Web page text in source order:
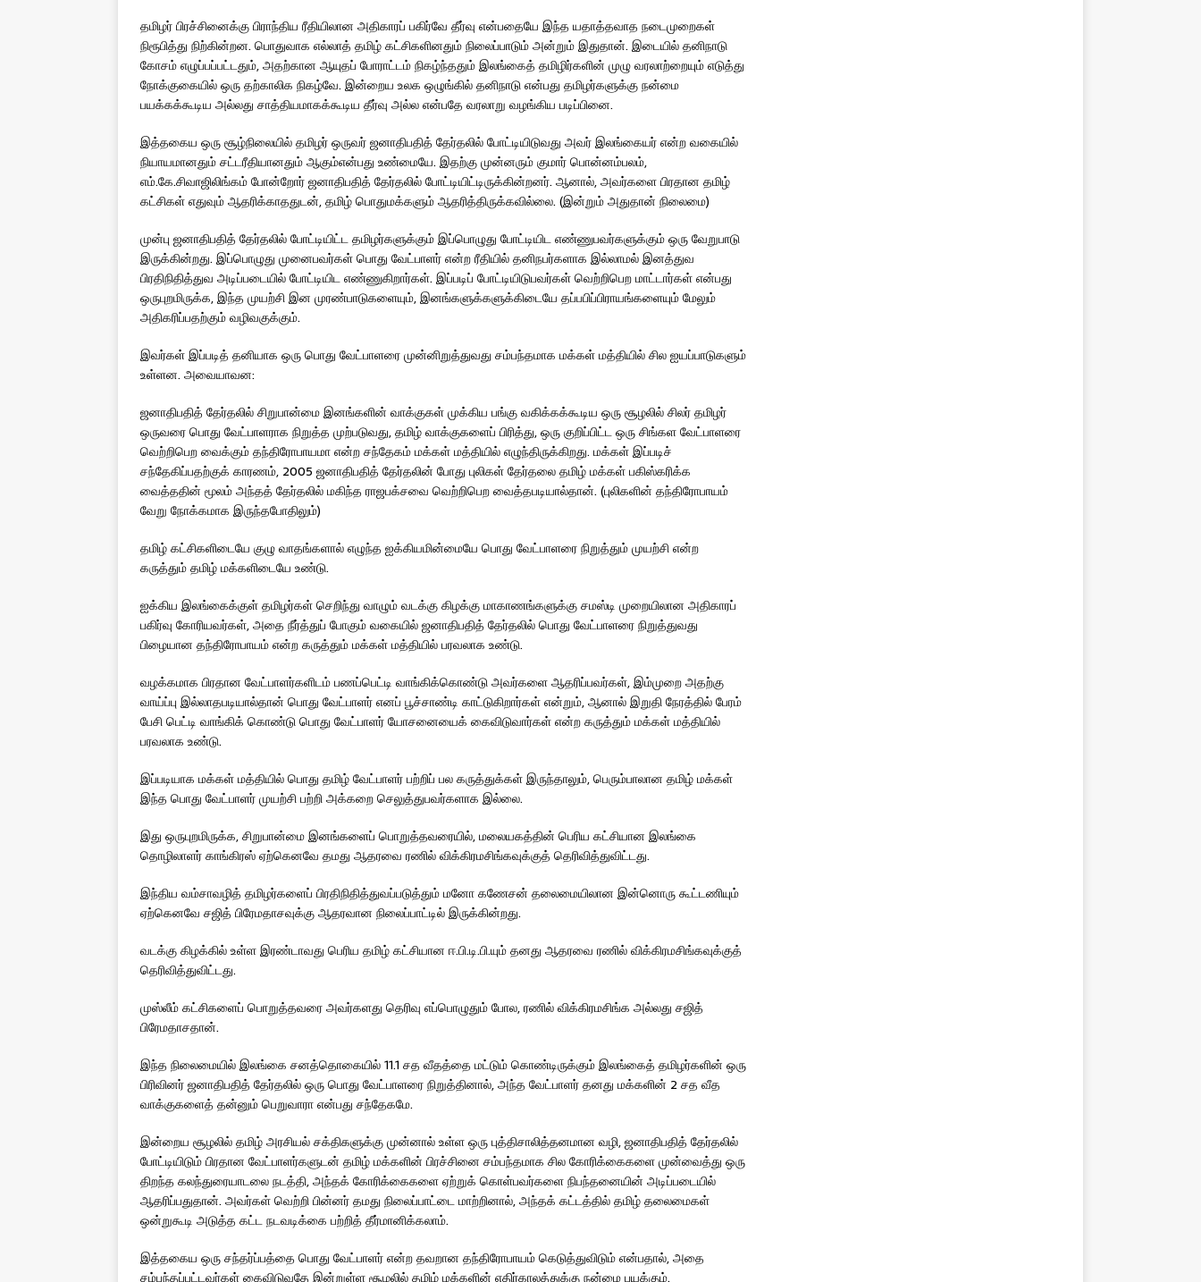
தமிழர் பிரச்சினைக்கு பிராந்திய ரீதியிலான அதிகாரப் பகிர்வே தீர்வு என்பதையே இந்த யதாத்தவாத நடைமுறைகள்
நிரூபித்து நிற்கின்றன. பொதுவாக எல்லாத் தமிழ் கட்சிகளினதும் நிலைப்பாடும் அன்றும் இதுதான். இடையில் தனிநாடு
கோசம் எழுப்பப்பட்டதும், அதற்கான ஆயுதப் போராட்டம் நிகழ்ந்ததும் இலங்கைத் தமிழிர்களின் முழு வரலாற்றையும் எடுத்து
நோக்குகையில் ஒரு தற்காலிக நிகழ்வே. இன்றைய உலக ஒழுங்கில் தனிநாடு என்பது தமிழர்களுக்கு நன்மை
பயக்கக்கூடிய அல்லது சாத்தியமாகக்கூடிய தீர்வு அல்ல என்பதே வரலாறு வழங்கிய படிப்பினை.
இத்தகைய ஒரு சூழ்நிலையில் தமிழர் ஒருவர் ஜனாதிபதித் தேர்தலில் போட்டியிடுவது அவர் இலங்கையர் என்ற வகையில்
நியாயமானதும் சட்டரீதியானதும் ஆகும்என்பது உண்மையே. இதற்கு முன்னரும் குமார் பொன்னம்பலம்,
எம்.கே.சிவாஜிலிங்கம் போன்றோர் ஜனாதிபதித் தேர்தலில் போட்டியிட்டிருக்கின்றனர். ஆனால், அவர்களை பிரதான தமிழ்
கட்சிகள் எதுவும் ஆதரிக்காததுடன், தமிழ் பொதுமக்களும் ஆதரித்திருக்கவில்லை. (இன்றும் அதுதான் நிலைமை)
முன்பு ஜனாதிபதித் தேர்தலில் போட்டியிட்ட தமிழர்களுக்கும் இப்பொழுது போட்டியிட எண்ணுபவர்களுக்கும் ஒரு வேறுபாடு
இருக்கின்றது. இப்பொழுது முனைபவர்கள் பொது வேட்பாளர் என்ற ரீதியில் தனிநபர்களாக இல்லாமல் இனத்துவ
பிரதிநிதித்துவ அடிப்படையில் போட்டியிட எண்ணுகிறார்கள். இப்படிப் போட்டியிடுபவர்கள் வெற்றிபெற மாட்டார்கள் என்பது
ஒருபுறமிருக்க, இந்த முயற்சி இன முரண்பாடுகளையும், இனங்களுக்களுக்கிடையே தப்பபிப்பிராயங்களையும் மேலும்
அதிகரிப்பதற்கும் வழிவகுக்கும்.
இவர்கள் இப்படித் தனியாக ஒரு பொது வேட்பாளரை முன்னிறுத்துவது சம்பந்தமாக மக்கள் மத்தியில் சில ஐயப்பாடுகளும்
உள்ளன. அவையாவன:
ஜனாதிபதித் தேர்தலில் சிறுபான்மை இனங்களின் வாக்குகள் முக்கிய பங்கு வகிக்கக்கூடிய ஒரு சூழலில் சிலர் தமிழர்
ஒருவரை பொது வேட்பாளராக நிறுத்த முற்படுவது, தமிழ் வாக்குகளைப் பிரித்து, ஒரு குறிப்பிட்ட ஒரு சிங்கள வேட்பாளரை
வெற்றிபெற வைக்கும் தந்திரோபாயமா என்ற சந்தேகம் மக்கள் மத்தியில் எழுந்திருக்கிறது. மக்கள் இப்படிச்
சந்தேகிப்பதற்குக் காரணம், 2005 ஜனாதிபதித் தேர்தலின் போது புலிகள் தேர்தலை தமிழ் மக்கள் பகிஸ்கரிக்க
வைத்ததின் மூலம் அந்தத் தேர்தலில் மகிந்த ராஜபக்சவை வெற்றிபெற வைத்தபடியால்தான். (புலிகளின் தந்திரோபாயம்
வேறு நோக்கமாக இருந்தபோதிலும்)
தமிழ் கட்சிகளிடையே குழு வாதங்களால் எழுந்த ஐக்கியமின்மையே பொது வேட்பாளரை நிறுத்தும் முயற்சி என்ற
கருத்தும் தமிழ் மக்களிடையே உண்டு.
ஐக்கிய இலங்கைக்குள் தமிழர்கள் செறிந்து வாழும் வடக்கு கிழக்கு மாகாணங்களுக்கு சமஸ்டி முறையிலான அதிகாரப்
பகிர்வு கோரியவர்கள், அதை நீர்த்துப் போகும் வகையில் ஜனாதிபதித் தேர்தலில் பொது வேட்பாளரை நிறுத்துவது
பிழையான தந்திரோபாயம் என்ற கருத்தும் மக்கள் மத்தியில் பரவலாக உண்டு.
வழக்கமாக பிரதான வேட்பாளர்களிடம் பணப்பெட்டி வாங்கிக்கொண்டு அவர்களை ஆதரிப்பவர்கள், இம்முறை அதற்கு
வாய்ப்பு இல்லாதபடியால்தான் பொது வேட்பாளர் எனப் பூச்சாண்டி காட்டுகிறார்கள் என்றும், ஆனால் இறுதி நேரத்தில் பேரம்
பேசி பெட்டி வாங்கிக் கொண்டு பொது வேட்பாளர் யோசனையைக் கைவிடுவார்கள் என்ற கருத்தும் மக்கள் மத்தியில்
பரவலாக உண்டு.
இப்படியாக மக்கள் மத்தியில் பொது தமிழ் வேட்பாளர் பற்றிப் பல கருத்துக்கள் இருந்தாலும், பெரும்பாலான தமிழ் மக்கள்
இந்த பொது வேட்பாளர் முயற்சி பற்றி அக்கறை செலுத்துபவர்களாக இல்லை.
இது ஒருபுறமிருக்க, சிறுபான்மை இனங்களைப் பொறுத்தவரையில், மலையகத்தின் பெரிய கட்சியான இலங்கை
தொழிலாளர் காங்கிரஸ் ஏற்கெனவே தமது ஆதரவை ரணில் விக்கிரமசிங்கவுக்குத் தெரிவித்துவிட்டது.
இந்திய வம்சாவழித் தமிழர்களைப் பிரதிநிதித்துவப்படுத்தும் மனோ கணேசன் தலைமையிலான இன்னொரு கூட்டணியும்
ஏற்கெனவே சஜித் பிரேமதாசவுக்கு ஆதரவான நிலைப்பாட்டில் இருக்கின்றது.
வடக்கு கிழக்கில் உள்ள இரண்டாவது பெரிய தமிழ் கட்சியான ஈ.பி.டி.பி.யும் தனது ஆதரவை ரணில் விக்கிரமசிங்கவுக்குத்
தெரிவித்துவிட்டது.
முஸ்லீம் கட்சிகளைப் பொறுத்தவரை அவர்களது தெரிவு எப்பொழுதும் போல, ரணில் விக்கிரமசிங்க அல்லது சஜித்
பிரேமதாசதான்.
இந்த நிலைமையில் இலங்கை சனத்தொகையில் 11.1 சத வீதத்தை மட்டும் கொண்டிருக்கும் இலங்கைத் தமிழர்களின் ஒரு
பிரிவினர் ஜனாதிபதித் தேர்தலில் ஒரு பொது வேட்பாளரை நிறுத்தினால், அந்த வேட்பாளர் தனது மக்களின் 2 சத வீத
வாக்குகளைத் தன்னும் பெறுவாரா என்பது சந்தேகமே.
இன்றைய சூழலில் தமிழ் அரசியல் சக்திகளுக்கு முன்னால் உள்ள ஒரு புத்திசாலித்தனமான வழி, ஜனாதிபதித் தேர்தலில்
போட்டியிடும் பிரதான வேட்பாளர்களுடன் தமிழ் மக்களின் பிரச்சினை சம்பந்தமாக சில கோரிக்கைகளை முன்வைத்து ஒரு
திறந்த கலந்துரையாடலை நடத்தி, அந்தக் கோரிக்கைகளை ஏற்றுக் கொள்பவர்களை நிபந்தனையின் அடிப்படையில்
ஆதரிப்பதுதான். அவர்கள் வெற்றி பின்னர் தமது நிலைப்பாட்டை மாற்றினால், அந்தக் கட்டத்தில் தமிழ் தலைமைகள்
ஒன்றுகூடி அடுத்த கட்ட நடவடிக்கை பற்றித் தீர்மானிக்கலாம்.
இத்தகைய ஒரு சந்தர்ப்பத்தை பொது வேட்பாளர் என்ற தவறான தந்திரோபாயம் கெடுத்துவிடும் என்பதால், அதை
சம்பந்தப்பட்டவர்கள் கைவிடுவதே இன்றுள்ள சூழலில் தமிழ் மக்களின் எதிர்காலத்துக்கு நன்மை பயக்கும்.